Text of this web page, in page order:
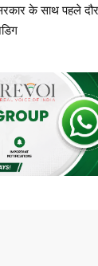
के साथ पहले